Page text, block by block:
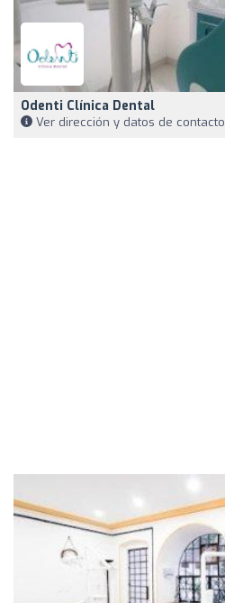
Odenti Clínica Dental
Ver dirección y datos de contacto